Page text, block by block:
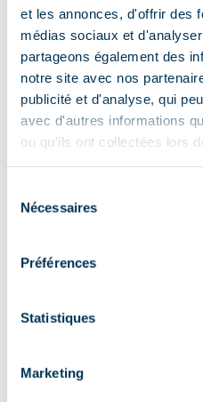
et les annonces, d'offrir des
médias sociaux et
partageons également des
notre site avec nos
publicité et d'analyse, qui
avec d'autres informations
ou qu'ils ont collectées lors
Nécessaires
Préférences
Statistiques
Marketing
Adres
Route du Chatelet,
Aanvullende info
Extra gratis
bij slecht weer